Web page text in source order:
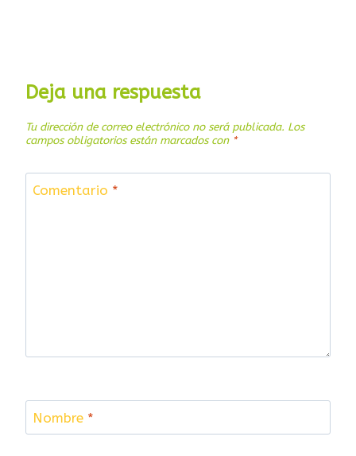
Deja una respuesta
Tu dirección de correo electrónico no será publicada. Los
campos obligatorios están marcados con *
Comentario *
Nombre *